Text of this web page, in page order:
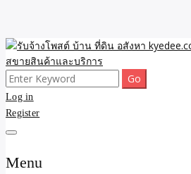
Skip
to
content
รับจ้างโพสต์ บ้า
อสังหา
ขายดี ขายฟรี รั
ขายดี โพสประกาศขายสินค้าฟรี บ้าน ที่ดิน
ของ รับรองผล ดีที่สุดถูกที่สุด ติดหน้าแรกกูเกืล
Search
for:
Log in
Register
Menu